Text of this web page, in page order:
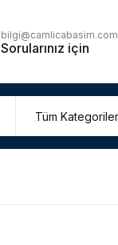
bilgi@camlicabasim.com
Sorularınız için